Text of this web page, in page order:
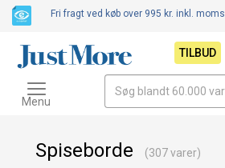
Spiseborde (307 varer)
Fri fragt ved køb over 995 kr. inkl. moms
TILBUD
Toggle
navigation
Menu